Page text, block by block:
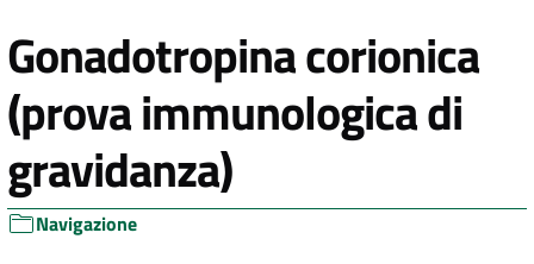
Gonadotropina corionica
(prova immunologica di
gravidanza)
Navigazione